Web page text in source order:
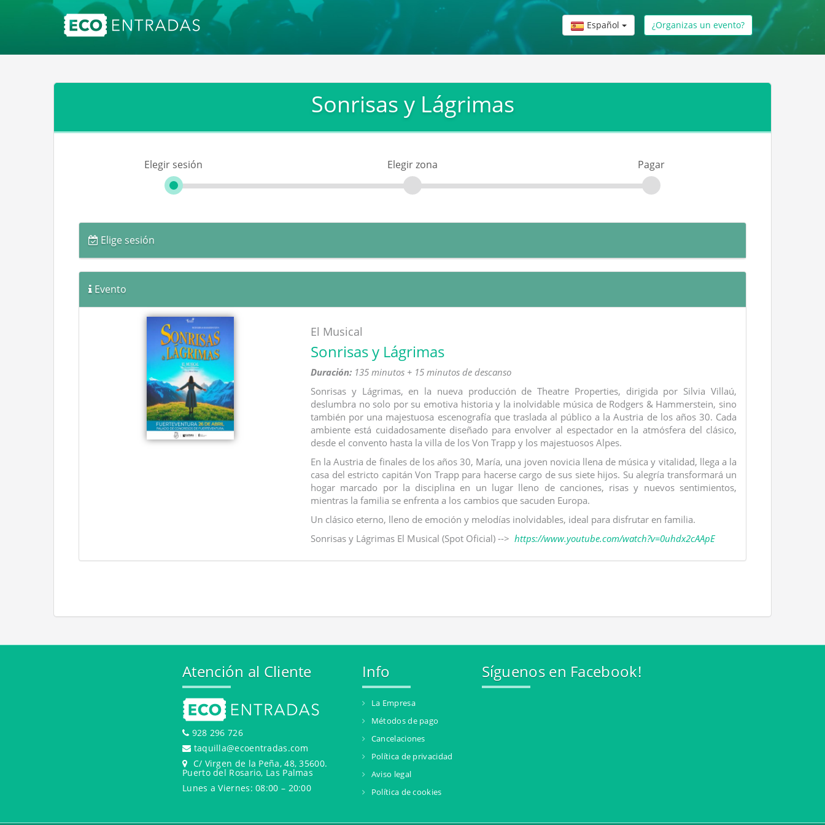
Español ¿Organizas un evento?
Sonrisas y Lágrimas
Elegir sesión Elegir zona Pagar
Elige sesión
Evento
El Musical
Sonrisas y Lágrimas
Duración: 135 minutos + 15 minutos de descanso
Sonrisas y Lágrimas, en la nueva producción de Theatre Properties, dirigida por Silvia Villaú,
deslumbra no solo por su emotiva historia y la inolvidable música de Rodgers & Hammerstein, sino
también por una majestuosa escenografía que traslada al público a la Austria de los años 30. Cada
ambiente está cuidadosamente diseñado para envolver al espectador en la atmósfera del clásico,
desde el convento hasta la villa de los Von Trapp y los majestuosos Alpes.
En la Austria de finales de los años 30, María, una joven novicia llena de música y vitalidad, llega a la
casa del estricto capitán Von Trapp para hacerse cargo de sus siete hijos. Su alegría transformará un
hogar marcado por la disciplina en un lugar lleno de canciones, risas y nuevos sentimientos,
mientras la familia se enfrenta a los cambios que sacuden Europa.
Un clásico eterno, lleno de emoción y melodías inolvidables, ideal para disfrutar en familia.
Sonrisas y Lágrimas El Musical (Spot Oficial) --> https://www.youtube.com/watch?v=0uhdx2cAApE
Atención al Cliente
928 296 726
taquilla@ecoentradas.com
C/ Virgen de la Peña, 48, 35600.
Puerto del Rosario, Las Palmas
Lunes a Viernes: 08:00 – 20:00
Info
La Empresa
Métodos de pago
Cancelaciones
Política de privacidad
Aviso legal
Política de cookies
Síguenos en Facebook!